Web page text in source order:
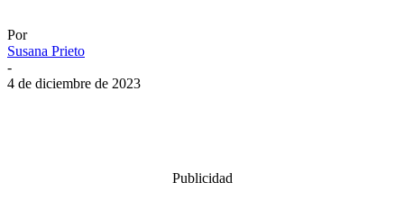
Por
Susana Prieto
-
4 de diciembre de 2023
Publicidad